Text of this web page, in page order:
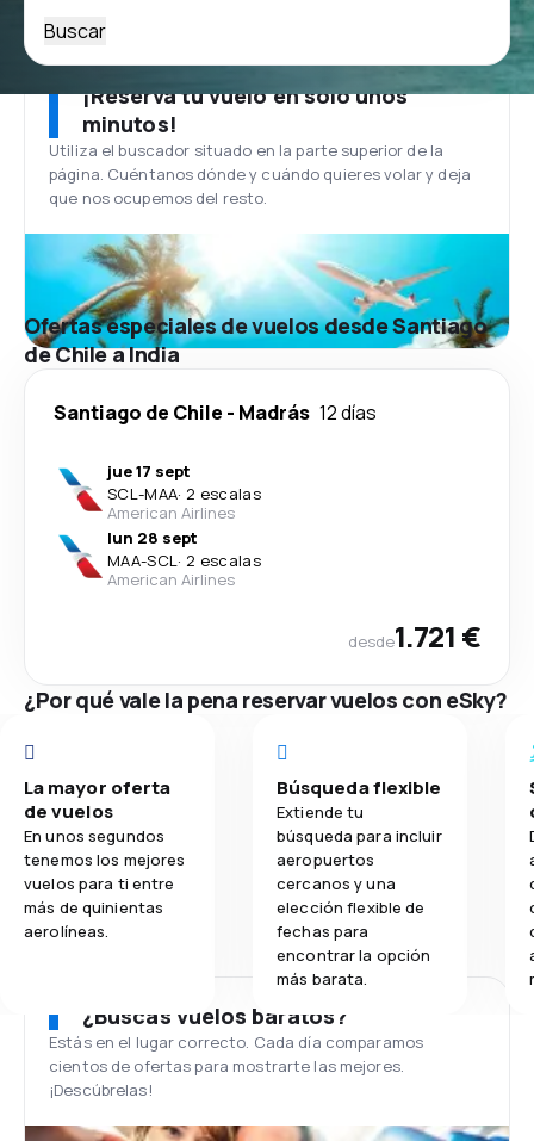
Buscar
¡Reserva tu vuelo en solo unos
minutos!
Utiliza el buscador situado en la parte superior de la
página. Cuéntanos dónde y cuándo quieres volar y deja
que nos ocupemos del resto.
Ofertas especiales de vuelos desde Santiago
de Chile a India
Santiago de Chile - Madrás 12 días
jue 17 sept
SCL-MAA· 2 escalas
American Airlines
lun 28 sept
MAA-SCL· 2 escalas
American Airlines
desde1.721 €
¿Por qué vale la pena reservar vuelos con eSky?
La mayor oferta
de vuelos
En unos segundos
tenemos los mejores
vuelos para ti entre
más de quinientas
aerolíneas.
Búsqueda flexible
Extiende tu
búsqueda para incluir
aeropuertos
cercanos y una
elección flexible de
fechas para
encontrar la opción
más barata.
¿Buscas vuelos baratos?
Estás en el lugar correcto. Cada día comparamos
cientos de ofertas para mostrarte las mejores.
¡Descúbrelas!